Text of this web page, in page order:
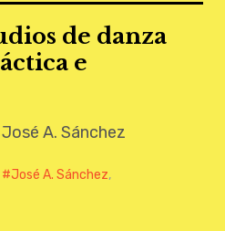
de danza
e
A. Sánchez
José A. Sánchez,